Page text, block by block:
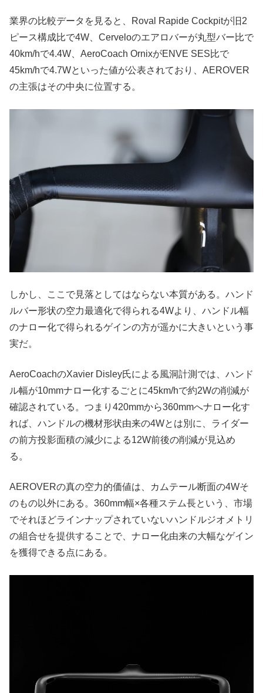
業界の比較データを見ると、Roval Rapide Cockpitが旧2
ピース構成比で4W、Cerveloのエアロバーが丸型バー比で
40km/hで4.4W、AeroCoach OrnixがENVE SES比で
45km/hで4.7Wといった値が公表されており、AEROVER
の主張はその中央に位置する。
しかし、ここで見落としてはならない本質がある。ハンド
ルバー形状の空力最適化で得られる4Wより、ハンドル幅
のナロー化で得られるゲインの方が遥かに大きいという事
実だ。
AeroCoachのXavier Disley氏による風洞計測では、ハンド
ル幅が10mmナロー化するごとに45km/hで約2Wの削減が
確認されている。つまり420mmから360mmへナロー化す
れば、ハンドルの機材形状由来の4Wとは別に、ライダー
の前方投影面積の減少による12W前後の削減が見込め
る。
AEROVERの真の空力的価値は、カムテール断面の4Wそ
のもの以外にある。360mm幅×各種ステム長という、市場
でそれほどラインナップされていないハンドルジオメトリ
の組合せを提供することで、ナロー化由来の大幅なゲイン
を獲得できる点にある。